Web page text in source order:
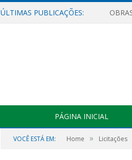
ÚLTIMAS PUBLICAÇÕES:
PÁGINA INICIAL
VOCÊ ESTÁ EM: Home » Licitações